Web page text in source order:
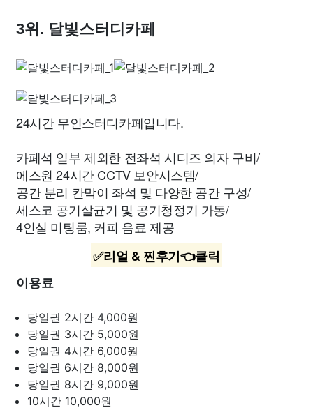
3위. 달빛스터디카페
24시간 무인스터디카페입니다.
카페석 일부 제외한 전좌석 시디즈 의자 구비/
에스원 24시간 CCTV 보안시스템/
공간 분리 칸막이 좌석 및 다양한 공간 구성/
세스코 공기살균기 및 공기청정기 가동/
4인실 미팅룸, 커피 음료 제공
✅리얼 & 찐후기👈클릭
이용료
당일권 2시간 4,000원
당일권 3시간 5,000원
당일권 4시간 6,000원
당일권 6시간 8,000원
당일권 8시간 9,000원
10시간 10,000원